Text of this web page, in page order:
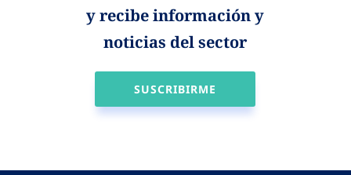
y recibe información y
noticias del sector
SUSCRIBIRME